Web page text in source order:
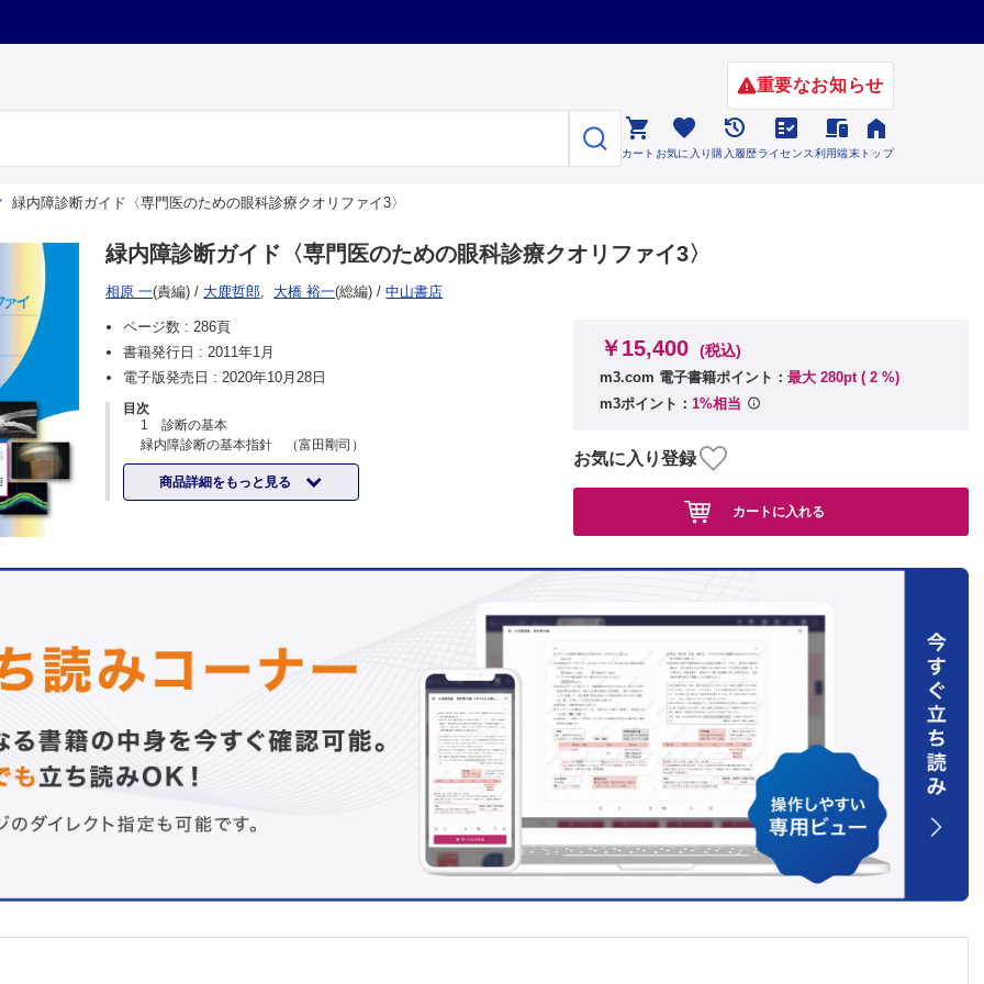
重要なお知らせ

カート

お気に入り

購入履歴

ライセンス

利用端末

トップ
緑内障診断ガイド〈専門医のための眼科診療クオリファイ3〉
緑内障診断ガイド〈専門医のための眼科診療クオリファイ3〉
相原 一(責編) / 大鹿哲郎, 大橋 裕一(総編) /中山書店
ページ数 :286頁
書籍発行日 :2011年1月
電子版発売日 :2020年10月28日
目次
1 診断の基本
緑内障診断の基本指針 （富田剛司）
問診と視診 （木村 至）
細隙灯顕微鏡所見 （陳 進輝）
眼圧検査の測定機器 （丸山勝彦）
CQ 眼血流測定には，どんな意義がありますか? （間山千尋）
CQ POAG発症の危険因子として何に注目したらよいでしょう?
（溝上志朗）
画像診断による隅角所見（UBM とOCT） （国松志保）
頭部画像診断による鑑別 （芝 大介）
間違いやすい乳頭所見 （中澤 徹）
HRTによる緑内障診断 （白柏基宏）
HFAによる診断 （野呂隆彦，中野 匡）
Goldmann視野計による診断の限界と意義 （上野盛夫，池田陽
商品詳細をもっと見る
￥15,400 (税込)
m3.com 電子書籍ポイント： 最大 280pt ( 2 %)
m3ポイント： 1%相当
お気に入り登録
カートに入れる